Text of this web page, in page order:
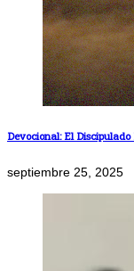
Devocional: El
septiembre 25, 2025